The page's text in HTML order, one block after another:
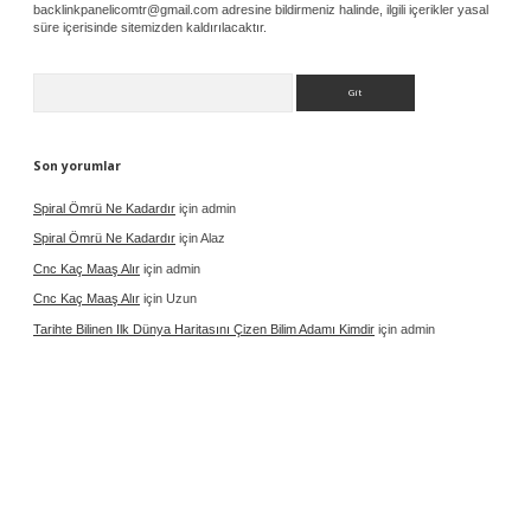
backlinkpanelicomtr@gmail.com adresine bildirmeniz halinde, ilgili içerikler yasal
süre içerisinde sitemizden kaldırılacaktır.
Son yorumlar
Spiral Ömrü Ne Kadardır için admin
Spiral Ömrü Ne Kadardır içinAlaz
Cnc Kaç Maaş Alır için admin
Cnc Kaç Maaş Alır için Uzun
Tarihte Bilinen Ilk Dünya Haritasını Çizen Bilim Adamı Kimdir için admin